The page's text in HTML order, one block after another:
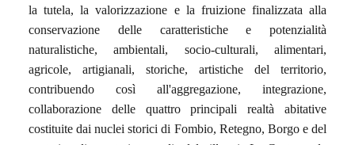
la tutela, la valorizzazione e la fruizione finalizzata alla
conservazione delle caratteristiche e potenzialità
naturalistiche, ambientali, socio-culturali, alimentari,
agricole, artigianali, storiche, artistiche del territorio,
contribuendo così all'aggregazione, integrazione,
collaborazione delle quattro principali realtà abitative
costituite dai nuclei storici di Fombio, Retegno, Borgo e del